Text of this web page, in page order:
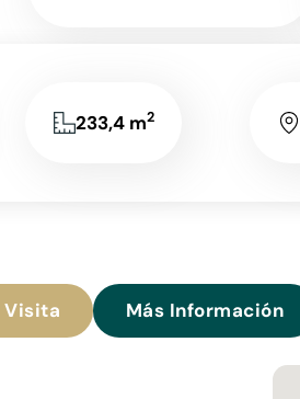
233,4 m2
Visita Más Información